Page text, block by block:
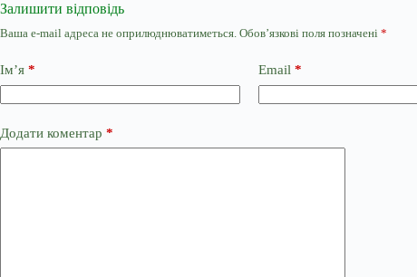
Залишити відповідь
Ваша e-mail адреса не оприлюднюватиметься. Обов’язкові поля позначені *
Ім’я * Email *
Додати коментар *